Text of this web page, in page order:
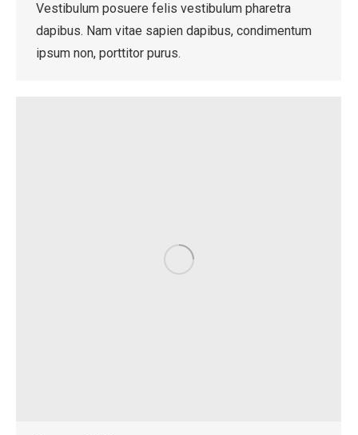
Vestibulum posuere felis vestibulum pharetra
dapibus. Nam vitae sapien dapibus, condimentum
ipsum non, porttitor purus.